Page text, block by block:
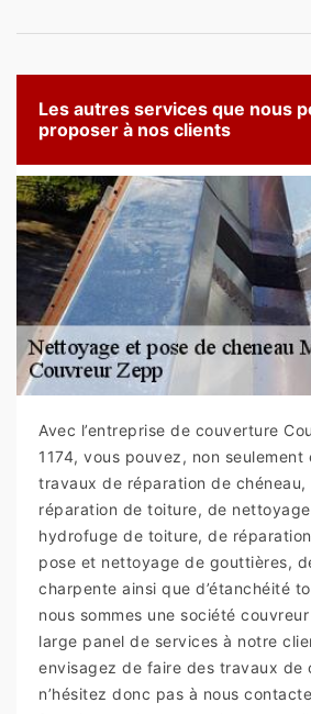
Les autres services que nous
proposer à nos clients
Avec l’entreprise de couverture
1174, vous pouvez, non
travaux de réparation de chéneau,
réparation de toiture, de
hydrofuge de toiture, de
pose et nettoyage de gouttières,
charpente ainsi que d’étanchéité
nous sommes une société
large panel de services à notre
envisagez de faire des travaux de
n’hésitez donc pas à nous